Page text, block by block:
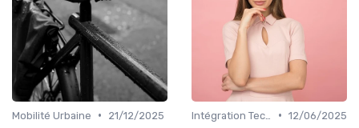
Mobilité Urbaine •
21/12/2025
• 12/06/2025